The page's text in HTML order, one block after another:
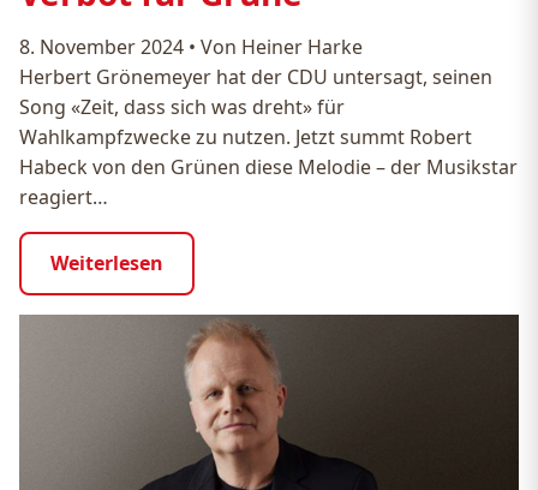
8. November 2024 • Von Heiner Harke
Herbert Grönemeyer hat der CDU untersagt, seinen
Song «Zeit, dass sich was dreht» für
Wahlkampfzwecke zu nutzen. Jetzt summt Robert
Habeck von den Grünen diese Melodie – der Musikstar
reagiert…
Weiterlesen